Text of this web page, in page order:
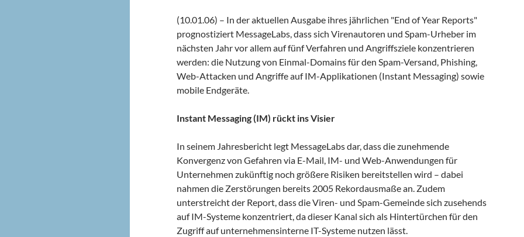
(10.01.06) – In der aktuellen Ausgabe ihres jährlichen "End of Year Reports"
prognostiziert MessageLabs, dass sich Virenautoren und Spam-Urheber im
nächsten Jahr vor allem auf fünf Verfahren und Angriffsziele konzentrieren
werden: die Nutzung von Einmal-Domains für den Spam-Versand, Phishing,
Web-Attacken und Angriffe auf IM-Applikationen (Instant Messaging) sowie
mobile Endgeräte.
Instant Messaging (IM) rückt ins Visier
In seinem Jahresbericht legt MessageLabs dar, dass die zunehmende
Konvergenz von Gefahren via E-Mail, IM- und Web-Anwendungen für
Unternehmen zukünftig noch größere Risiken bereitstellen wird – dabei
nahmen die Zerstörungen bereits 2005 Rekordausmaße an. Zudem
unterstreicht der Report, dass die Viren- und Spam-Gemeinde sich zusehends
auf IM-Systeme konzentriert, da dieser Kanal sich als Hintertürchen für den
Zugriff auf unternehmensinterne IT-Systeme nutzen lässt.